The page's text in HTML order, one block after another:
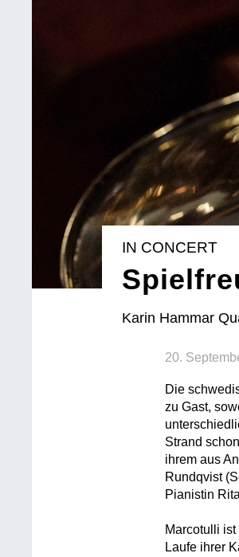
IN CONCERT
Karin Hammar
20.
Die
zu Gast,
Strand
ihrem aus
Rundqvist
Pianistin
Marcotulli
Laufe ihrer